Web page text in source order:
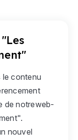
le contenu
de notreweb-
nouvel